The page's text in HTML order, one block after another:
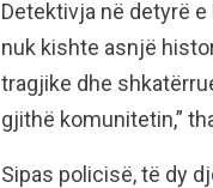
Detektivja në detyrë
nuk kishte asnjë
tragjike dhe
gjithë komunitetin,”
Sipas policisë, të dy